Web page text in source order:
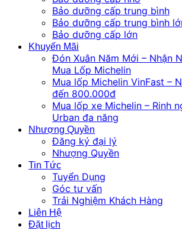
Bảo dưỡng cấp trung bình
Bảo dưỡng cấp trung bình
Bảo dưỡng cấp lớn
Khuyến Mãi
Đón Xuân Năm Mới – Nhận
Mua Lốp Michelin
Mua lốp Michelin VinFast –
đến 800.000đ
Mua lốp xe Michelin – Rinh
Urban đa năng
Nhượng Quyền
Đăng ký đại lý
Nhượng Quyền
Tin Tức
Tuyển Dụng
Góc tư vấn
Trải Nghiệm Khách Hàng
Liên Hệ
Đặt lịch